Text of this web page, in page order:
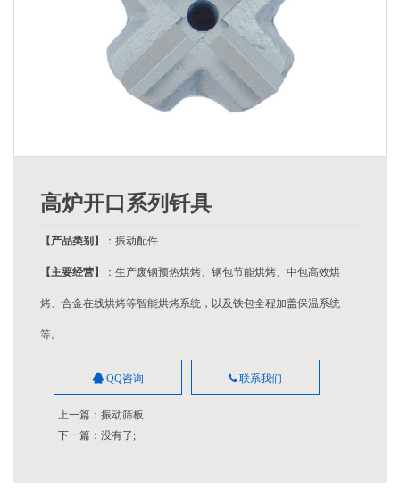
高炉开口系列钎具
【产品类别】 ：振动配件
【主要经营】 ：生产废钢预热烘烤、钢包节能烘烤、中包高效烘
烤、合金在线烘烤等智能烘烤系统，以及铁包全程加盖保温系统
等。
QQ咨询 联系我们
上一篇： 振动筛板
下一篇：没有了;